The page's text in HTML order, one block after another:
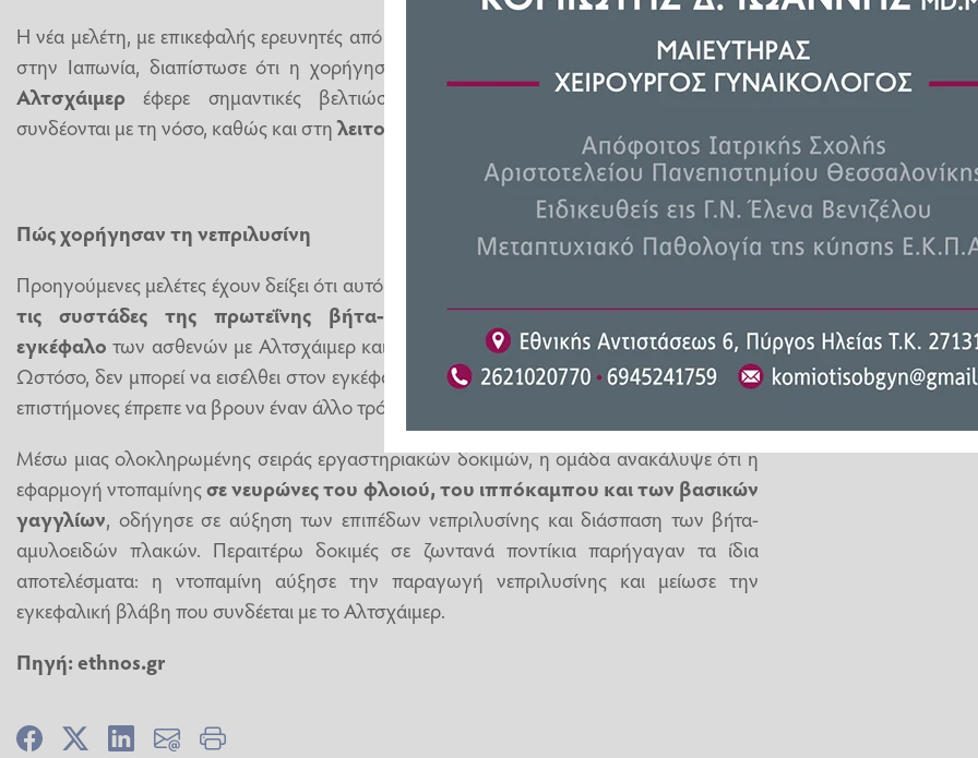
Η νέα μελέτη, με επικεφαλής ερευνητές από το Κέντρο Επιστήμης του Εγκεφάλου RIKEN
στην Ιαπωνία, διαπίστωσε ότι η χορήγηση ντοπαμίνης στον εγκέφαλο ποντικών με
Αλτσχάιμερ έφερε σημαντικές βελτιώσεις στασωματικά συμπτώματα που
συνδέονται με τη νόσο, καθώς και στηλειτουργία της μνήμη
Πώς χορήγησαν τη νεπριλυσίνη
Προηγούμενες μελέτες έχουν δείξει ότι αυτό το ένζυμο νεπριλυσίνη μπορεί να
τις συστάδες της πρωτεΐνης βήτα-αμυλοειδούςπου συσσωρεύονται στον
εγκέφαλο των ασθενών με Αλτσχάιμερ και καταστρέφουν τους νευρώνες στην πορεία.
Ωστόσο, δεν μπορεί να εισέλθει στον εγκέφαλο από την κυκλοφορία του αίματος, έτσι οι
επιστήμονες έπρεπε να βρουν έναν άλλο τρόπο να χορηγήσουν το ένζυμο.
Μέσω μιας ολοκληρωμένης σειράς εργαστηριακών δοκιμών, η ομάδα ανακάλυψε ότι η
εφαρμογή ντοπαμίνηςσε νευρώνες του φλοιού, του ιππόκαμπου και των βασικών
γαγγλίων, οδήγησε σε αύξηση των επιπέδων νεπριλυσίνης και διάσπαση των βήτα-
αμυλοειδών πλακών. Περαιτέρω δοκιμές σε ζωντανά ποντίκια παρήγαγαν τα ίδια
αποτελέσματα: η ντοπαμίνη αύξησε την παραγωγή νεπριλυσίνης και μείωσε την
εγκεφαλική βλάβη που συνδέεται με το Αλτσχάιμερ.
Πηγή: ethnos.gr